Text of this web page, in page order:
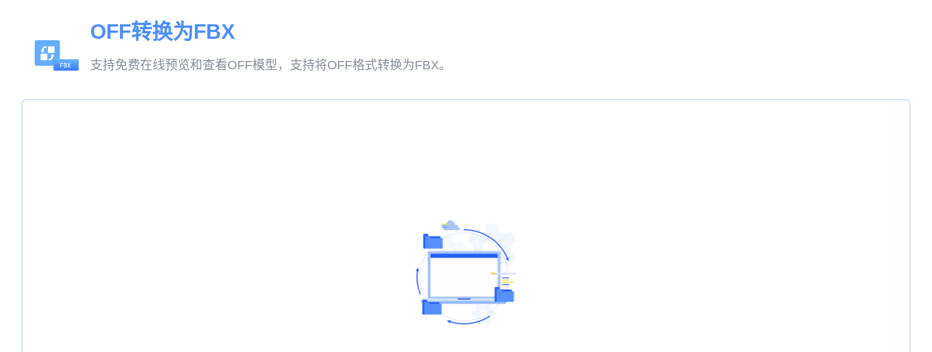
OFF转换为FBX
支持免费在线预览和查看OFF模型，支持将OFF格式转换为FBX。